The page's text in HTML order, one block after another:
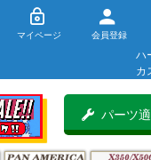
マイページ 会員登録
ハ
カ
パーツ